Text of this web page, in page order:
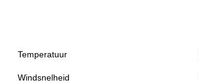
Temperatuur
Windsnelheid